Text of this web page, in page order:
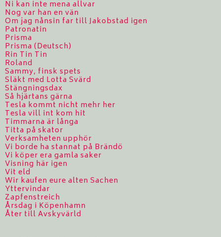
Ni kan inte mena allvar
Nog var han en vän
Om jag nånsin far till Jakobstad igen
Patronatin
Prisma
Prisma (Deutsch)
Rin Tin Tin
Roland
Sammy, finsk spets
Släkt med Lotta Svärd
Stängningsdax
Så hjärtans gärna
Tesla kommt nicht mehr her
Tesla vill int kom hit
Timmarna är långa
Titta på skator
Verksamheten upphör
Vi borde ha stannat på Brändö
Vi köper era gamla saker
Visning här igen
Vit eld
Wir kaufen eure alten Sachen
Yttervindar
Zapfenstreich
Årsdag i Köpenhamn
Åter till Avskyvärld